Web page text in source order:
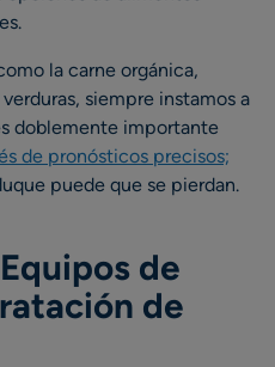
la carne orgánica,
siempre instamos a
doblemente importante
de pronósticos precisos;
puede que se pierdan.
de
de